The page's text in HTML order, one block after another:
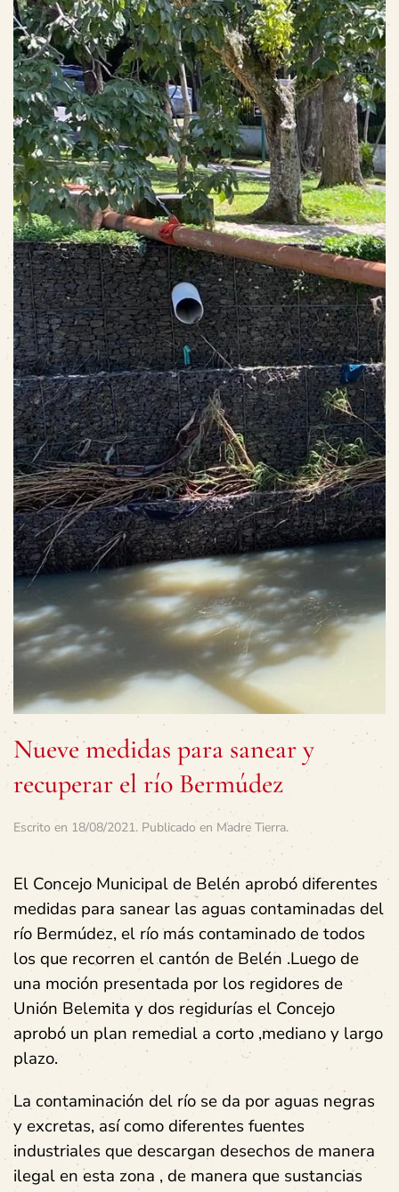
Nueve medidas para sanear y
recuperar el río Bermúdez
Escrito en 18/08/2021. Publicado en Madre Tierra.
El Concejo Municipal de Belén aprobó diferentes
medidas para sanear las aguas contaminadas del
río Bermúdez, el río más contaminado de todos
los que recorren el cantón de Belén .Luego de
una moción presentada por los regidores de
Unión Belemita y dos regidurías el Concejo
aprobó un plan remedial a corto ,mediano y largo
plazo.
La contaminación del río se da por aguas negras
y excretas, así como diferentes fuentes
industriales que descargan desechos de manera
ilegal en esta zona , de manera que sustancias